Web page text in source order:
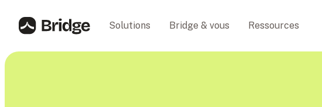
Solutions Bridge & vous Ressources